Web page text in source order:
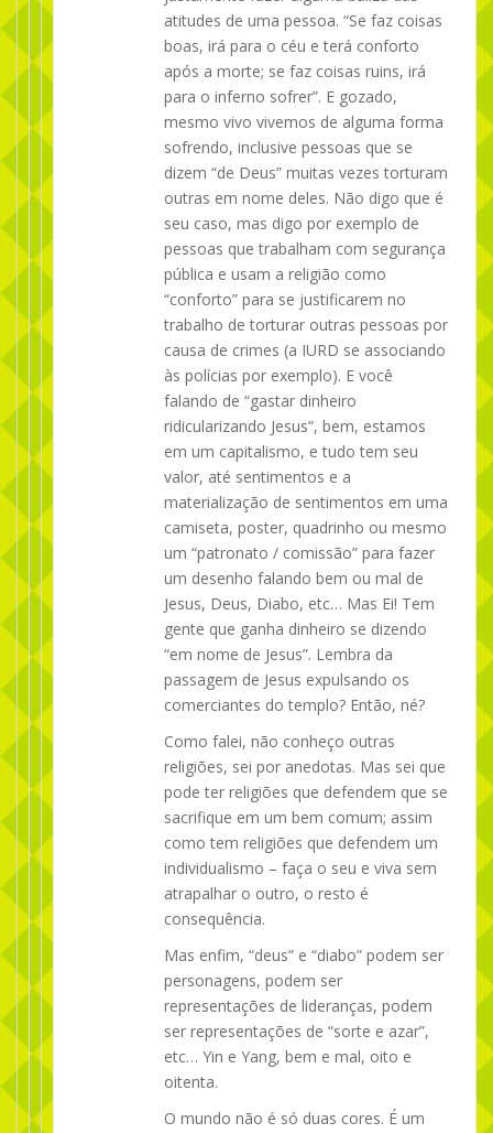
atitudes de uma pessoa. “Se faz coisas
boas, irá para o céu e terá conforto
após a morte; se faz coisas ruins, irá
para o inferno sofrer”. E gozado,
mesmo vivo vivemos de alguma forma
sofrendo, inclusive pessoas que se
dizem “de Deus” muitas vezes torturam
outras em nome deles. Não digo que é
seu caso, mas digo por exemplo de
pessoas que trabalham com segurança
pública e usam a religião como
“conforto” para se justificarem no
trabalho de torturar outras pessoas por
causa de crimes (a IURD se associando
às polícias por exemplo). E você
falando de “gastar dinheiro
ridicularizando Jesus”, bem, estamos
em um capitalismo, e tudo tem seu
valor, até sentimentos e a
materialização de sentimentos em uma
camiseta, poster, quadrinho ou mesmo
um “patronato / comissão” para fazer
um desenho falando bem ou mal de
Jesus, Deus, Diabo, etc… Mas Ei! Tem
gente que ganha dinheiro se dizendo
“em nome de Jesus”. Lembra da
passagem de Jesus expulsando os
comerciantes do templo? Então, né?
Como falei, não conheço outras
religiões, sei por anedotas. Mas sei que
pode ter religiões que defendem que se
sacrifique em um bem comum; assim
como tem religiões que defendem um
individualismo – faça o seu e viva sem
atrapalhar o outro, o resto é
consequência.
Mas enfim, “deus” e “diabo” podem ser
personagens, podem ser
representações de lideranças, podem
ser representações de “sorte e azar”,
etc… Yin e Yang, bem e mal, oito e
oitenta.
O mundo não é só duas cores. É um